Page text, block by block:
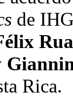
de
Rica.